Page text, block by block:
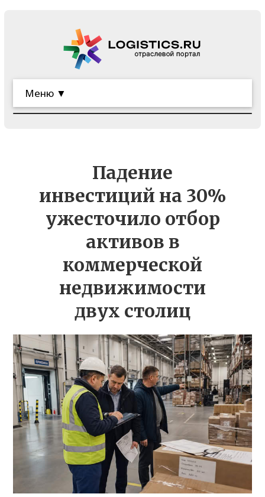
Меню ▼
Падение
инвестиций на 30%
ужесточило отбор
активов в
коммерческой
недвижимости
двух столиц